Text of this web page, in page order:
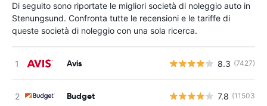
Di seguito sono riportate le migliori società di noleggio auto in
Stenungsund. Confronta tutte le recensioni e le tariffe di
queste società di noleggio con una sola ricerca.
Avis 8.3 (7427)
Budget 7.8 (11503)